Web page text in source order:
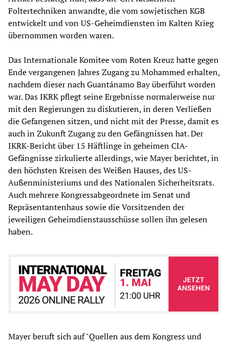
Foltertechniken anwandte, die vom sowjetischen KGB
entwickelt und von US-Geheimdiensten im Kalten Krieg
übernommen worden waren.
Das Internationale Komitee vom Roten Kreuz hatte gegen
Ende vergangenen Jahres Zugang zu Mohammed erhalten,
nachdem dieser nach Guantánamo Bay überführt worden
war. Das IKRK pflegt seine Ergebnisse normalerweise nur
mit den Regierungen zu diskutieren, in deren Verließen
die Gefangenen sitzen, und nicht mit der Presse, damit es
auch in Zukunft Zugang zu den Gefängnissen hat. Der
IKRK-Bericht über 15 Häftlinge in geheimen CIA-
Gefängnisse zirkulierte allerdings, wie Mayer berichtet, in
den höchsten Kreisen des Weißen Hauses, des US-
Außenministeriums und des Nationalen Sicherheitsrats.
Auch mehrere Kongressabgeordnete im Senat und
Repräsentantenhaus sowie die Vorsitzenden der
jeweiligen Geheimdienstausschüsse sollen ihn gelesen
haben.
Mayer beruft sich auf "Quellen aus dem Kongress und